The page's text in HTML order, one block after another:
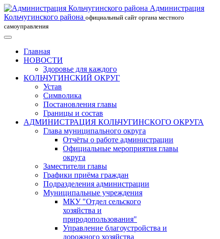
Администрация
Кольчугинского района официальный сайт органа местного
самоуправления
Главная
НОВОСТИ
Здоровье для каждого
КОЛЬЧУГИНСКИЙ ОКРУГ
Устав
Символика
Постановления главы
Границы и состав
АДМИНИСТРАЦИЯ КОЛЬЧУГИНСКОГО ОКРУГА
Глава муниципального округа
Отчёты о работе администрации
Официальные мероприятия главы
округа
Заместители главы
Графики приёма граждан
Подразделения администрации
Муниципальные учреждения
МКУ "Отдел сельского
хозяйства и
природопользования"
Управление благоустройства и
дорожного хозяйства